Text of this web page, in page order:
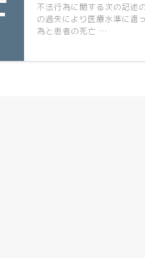
不法行為に関する次の記述
の過失により医療水準に適
為と患者の死亡 …